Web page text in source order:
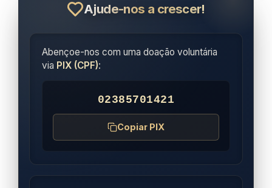
Ajude-nos a crescer!
Abençoe-nos com uma doação voluntária
via PIX (CPF):
02385701421
Copiar PIX